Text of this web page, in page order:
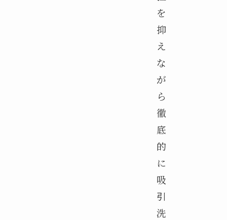
を
抑
え
な
が
ら
徹
底
的
に
吸
引
洗